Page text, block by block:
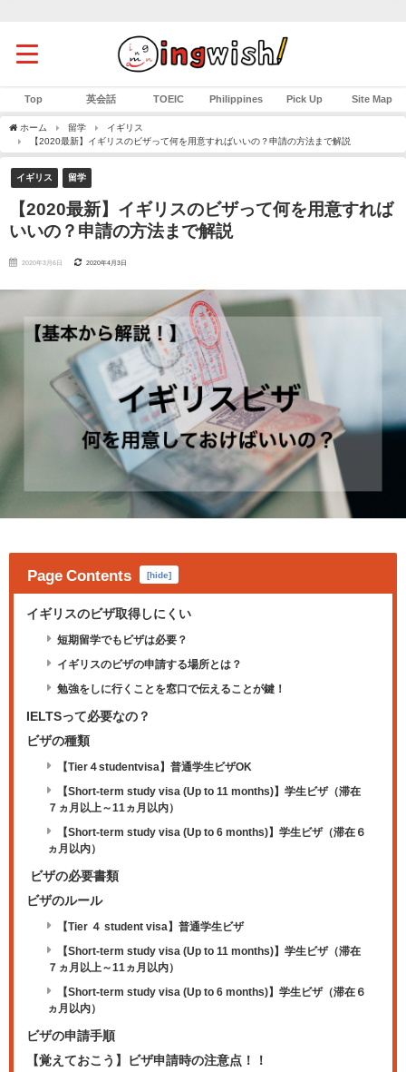
Top 英会話 TOEIC Philippines Pick Up Site Map
ホーム 留学
イギリス
【2020最新】イギリスのビザって何を用意すればいいの？申請の方法まで解説
イギリス 留学
【2020最新】イギリスのビザって何を用意すれば
いいの？申請の方法まで解説
2020年3月6日 2020年4月3日
Page Contents [hide]
イギリスのビザ取得しにくい
短期留学でもビザは必要？
イギリスのビザの申請する場所とは？
勉強をしに行くことを窓口で伝えることが鍵！
IELTSって必要なの？
ビザの種類
【Tier４studentvisa】普通学生ビザOK
【Short-term study visa (Up to 11 months)】学生ビザ（滞在
７ヵ月以上～11ヵ月以内）
【Short-term study visa (Up to 6 months)】学生ビザ（滞在６
ヵ月以内）
ビザの必要書類
ビザのルール
【Tier ４ student visa】普通学生ビザ
【Short-term study visa (Up to 11 months)】学生ビザ（滞在
７ヵ月以上～11ヵ月以内）
【Short-term study visa (Up to 6 months)】学生ビザ（滞在６
ヵ月以内）
ビザの申請手順
【覚えておこう】ビザ申請時の注意点！！